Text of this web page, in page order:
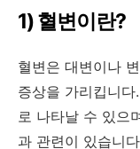
1) 혈변이란?
혈변은 대변이나
증상을 가리킵니
로 나타날 수 있으
과 관련이 있습니